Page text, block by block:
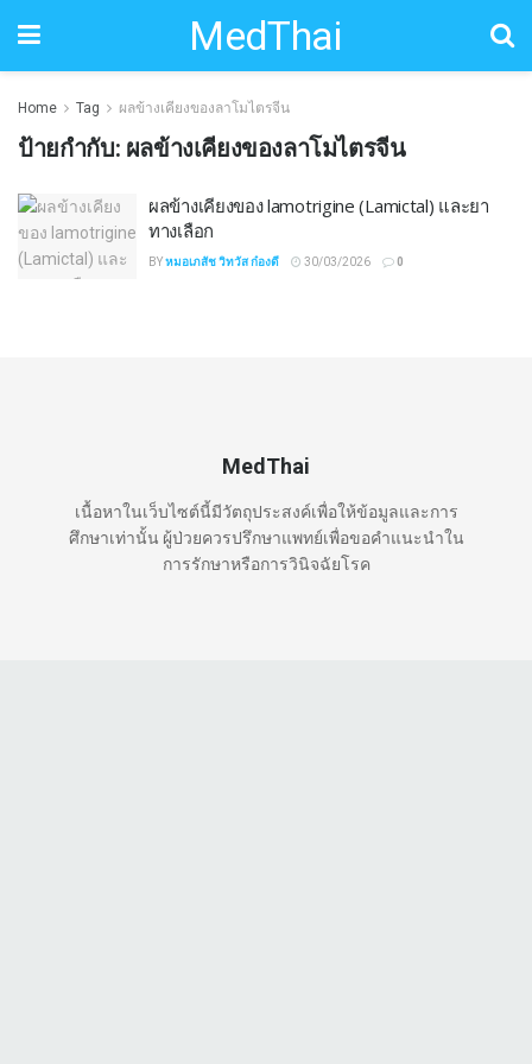
MedThai
Home Tag ผลข้างเคียงของลาโมไตรจีน
ป้ายกำกับ: ผลข้างเคียงของลาโมไตรจีน
ผลข้างเคียงของ lamotrigine (Lamictal) และยา
ทางเลือก
BYหมอเภสัช วิทวัส ก๋องดี 30/03/2026 0
MedThai
เนื้อหาในเว็บไซต์นี้มีวัตถุประสงค์เพื่อให้ข้อมูลและการ
ศึกษาเท่านั้น ผู้ป่วยควรปรึกษาแพทย์เพื่อขอคำแนะนำใน
การรักษาหรือการวินิจฉัยโรค